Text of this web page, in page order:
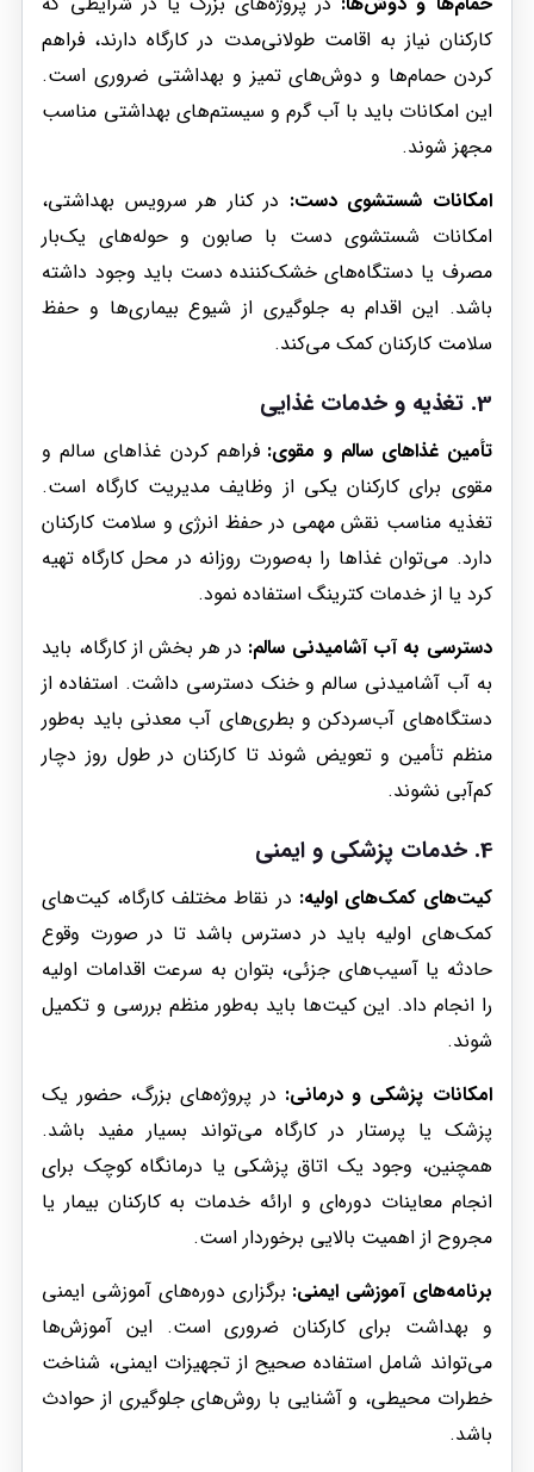
کارکنان نیاز به اقامت طولانی‌مدت در کارگاه دارند، فراهم
کردن حمام‌ها و دوش‌های تمیز و بهداشتی ضروری است.
این امکانات باید با آب گرم و سیستم‌های بهداشتی مناسب
مجهز شوند.
امکانات شستشوی دست: در کنار هر سرویس بهداشتی،
امکانات شستشوی دست با صابون و حوله‌های یک‌بار
مصرف یا دستگاه‌های خشک‌کننده دست باید وجود داشته
باشد. این اقدام به جلوگیری از شیوع بیماری‌ها و حفظ
سلامت کارکنان کمک می‌کند.
3. تغذیه و خدمات غذایی
تأمین غذاهای سالم و مقوی: فراهم کردن غذاهای سالم و
مقوی برای کارکنان یکی از وظایف مدیریت کارگاه است.
تغذیه مناسب نقش مهمی در حفظ انرژی و سلامت کارکنان
دارد. می‌توان غذاها را به‌صورت روزانه در محل کارگاه تهیه
کرد یا از خدمات کترینگ استفاده نمود.
دسترسی به آب آشامیدنی سالم: در هر بخش از کارگاه، باید
به آب آشامیدنی سالم و خنک دسترسی داشت. استفاده از
دستگاه‌های آب‌سردکن و بطری‌های آب معدنی باید به‌طور
منظم تأمین و تعویض شوند تا کارکنان در طول روز دچار
کم‌آبی نشوند.
4. خدمات پزشکی و ایمنی
کیت‌های کمک‌های اولیه: در نقاط مختلف کارگاه، کیت‌های
کمک‌های اولیه باید در دسترس باشد تا در صورت وقوع
حادثه یا آسیب‌های جزئی، بتوان به سرعت اقدامات اولیه
را انجام داد. این کیت‌ها باید به‌طور منظم بررسی و تکمیل
شوند.
امکانات پزشکی و درمانی: در پروژه‌های بزرگ، حضور یک
پزشک یا پرستار در کارگاه می‌تواند بسیار مفید باشد.
همچنین، وجود یک اتاق پزشکی یا درمانگاه کوچک برای
انجام معاینات دوره‌ای و ارائه خدمات به کارکنان بیمار یا
مجروح از اهمیت بالایی برخوردار است.
برنامه‌های آموزشی ایمنی: برگزاری دوره‌های آموزشی ایمنی
و بهداشت برای کارکنان ضروری است. این آموزش‌ها
می‌تواند شامل استفاده صحیح از تجهیزات ایمنی، شناخت
خطرات محیطی، و آشنایی با روش‌های جلوگیری از حوادث
باشد.